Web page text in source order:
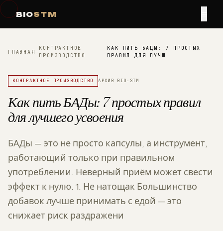
BIOSTM
ГЛАВНАЯ—
КОНТРАКТНОЕ
ПРОИЗВОДСТВО
—
КАК ПИТЬ БАДЫ: 7 ПРОСТЫХ
ПРАВИЛ ДЛЯ ЛУЧШ
КОНТРАКТНОЕ ПРОИЗВОДСТВО АРХИВ BIO-STM
Как пить БАДы: 7 простых правил
для лучшего усвоения
БАДы — это не просто капсулы, а инструмент,
работающий только при правильном
употреблении. Неверный приём может свести
эффект к нулю. 1. Не натощак Большинство
добавок лучше принимать с едой — это
снижает риск раздражени